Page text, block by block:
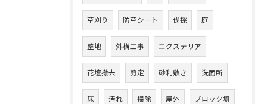
草刈り 防草シート 伐採 庭
整地 外構工事 エクステリア
花壇撤去 剪定 砂利敷き 洗面所
床 汚れ 掃除 屋外 ブロック塀